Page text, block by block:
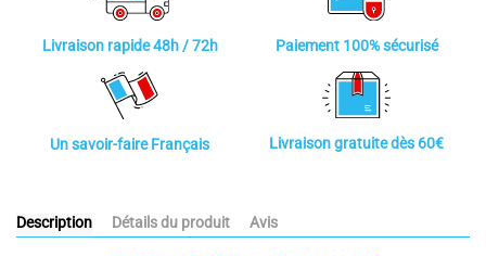
Livraison rapide 48h / 72h Paiement 100% sécurisé
Un savoir-faire Français Livraison gratuite dès 60€
Description Détails du produit Avis